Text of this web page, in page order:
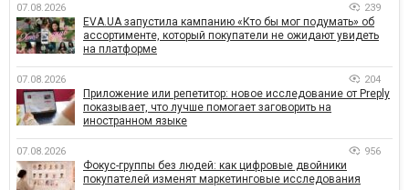
07.08.2026 239
EVA.UA запустила кампанию «Кто бы мог подумать» об
ассортименте, который покупатели не ожидают увидеть
на платформе
07.08.2026 204
Приложение или репетитор: новое исследование от Preply
показывает, что лучше помогает заговорить на
иностранном языке
07.08.2026 956
Фокус-группы без людей: как цифровые двойники
покупателей изменят маркетинговые исследования